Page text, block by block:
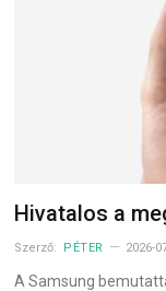
Hivatalos a
Szerző: PÉTER 2026-
A Samsung